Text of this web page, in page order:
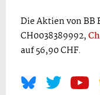
Die Aktien von BB
CH0038389992,
auf 56,90 CHF.